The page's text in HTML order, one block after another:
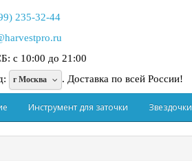
235-32-44
с 10:00 до 21:00
г Москва . Доставка по всей России!
Инструмент для заточки Звездочки